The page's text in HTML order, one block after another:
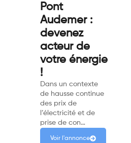
Pont
Audemer :
devenez
acteur de
votre énergie
!
Dans un contexte
de hausse continue
des prix de
l’électricité et de
prise de con…
Voir l'annonce